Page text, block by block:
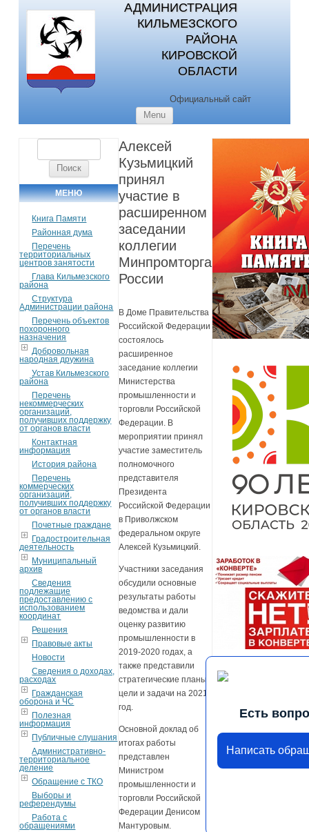
АДМИНИСТРАЦИЯ
КИЛЬМЕЗСКОГО
РАЙОНА
КИРОВСКОЙ
ОБЛАСТИ
Официальный сайт
Menu
МЕНЮ
Книга Памяти
Районная дума
Перечень
территориальных
центров занятости
Глава Кильмезского
района
Структура
Администрации района
Перечень объектов
похоронного
назначения
Добровольная
народная дружина
Устав Кильмезского
района
Перечень
некоммерческих
организаций,
получивших поддержку
от органов власти
Контактная
информация
История района
Перечень
коммерческих
организаций,
получивших поддержку
от органов власти
Почетные граждане
Градостроительная
деятельность
Муниципальный
архив
Сведения
подлежащие
предоставлению с
использованием
координат
Решения
Правовые акты
Новости
Сведения о доходах,
расходах
Гражданская
оборона и ЧС
Полезная
информация
Публичные слушания
Административно-
территориальное
деление
Обращение с ТКО
Выборы и
референдумы
Работа с
обращениями
Алексей
Кузьмицкий
принял
участие в
расширенном
заседании
коллегии
Минпромторга
России
В Доме Правительства
Российской Федерации
состоялось
расширенное
заседание коллегии
Министерства
промышленности и
торговли Российской
Федерации. В
мероприятии принял
участие заместитель
полномочного
представителя
Президента
Российской Федерации
в Приволжском
федеральном округе
Алексей Кузьмицкий.
Участники заседания
обсудили основные
результаты работы
ведомства и дали
оценку развитию
промышленности в
2019-2020 годах, а
также представили
стратегические планы,
цели и задачи на 2021
год.
Основной доклад об
итогах работы
представлен
Министром
промышленности и
торговли Российской
Федерации Денисом
Мантуровым.
Есть
Написать